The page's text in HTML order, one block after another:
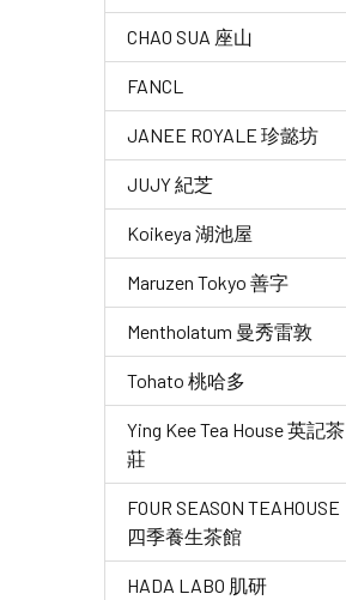
CHAO SUA 座山
FANCL
JANEE ROYALE 珍懿坊
JUJY 紀芝
Koikeya 湖池屋
Maruzen Tokyo 善字
Mentholatum 曼秀雷敦
Tohato 桃哈多
Ying Kee Tea House 英記茶
莊
FOUR SEASON TEAHOUSE
四季養生茶館
HADA LABO 肌研